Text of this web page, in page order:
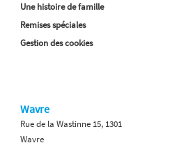
Une histoire de famille
Remises spéciales
Gestion des cookies
Wavre
Rue de la Wastinne 15, 1301
Wavre